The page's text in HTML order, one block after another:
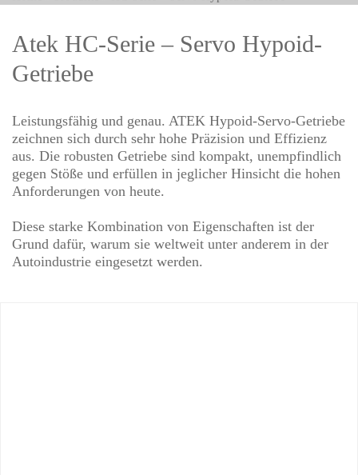
Atek HC-Serie – Servo Hypoid-
Getriebe
Leistungsfähig und genau. ATEK Hypoid-Servo-Getriebe
zeichnen sich durch sehr hohe Präzision und Effizienz
aus. Die robusten Getriebe sind kompakt, unempfindlich
gegen Stöße und erfüllen in jeglicher Hinsicht die hohen
Anforderungen von heute.
Diese starke Kombination von Eigenschaften ist der
Grund dafür, warum sie weltweit unter anderem in der
Autoindustrie eingesetzt werden.